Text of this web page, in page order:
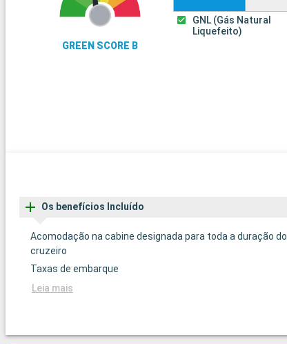
GREEN SCORE B
GNL (Gás Natural
Liquefeito)
Os benefícios Incluído
Acomodação na cabine designada para toda a duração do
cruzeiro
Taxas de embarque
Leia mais